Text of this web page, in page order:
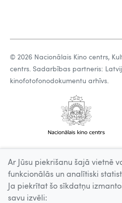
© 2026 Nacionālais Kino centrs,
centrs. Sadarbības partneris:
kinofotofonodokumentu arhīvs.
Ar Jūsu piekrišanu šajā vietnē
funkcionālās un analītiski
Ja piekrītat šo sīkdatņu
savu izvēli: